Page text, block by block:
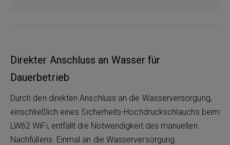
Direkter Anschluss an Wasser für
Dauerbetrieb
Durch den direkten Anschluss an die Wasserversorgung,
einschließlich eines Sicherheits-Hochdruckschlauchs beim
LW62 WiFi, entfällt die Notwendigkeit des manuellen
Nachfüllens. Einmal an die Wasserversorgung